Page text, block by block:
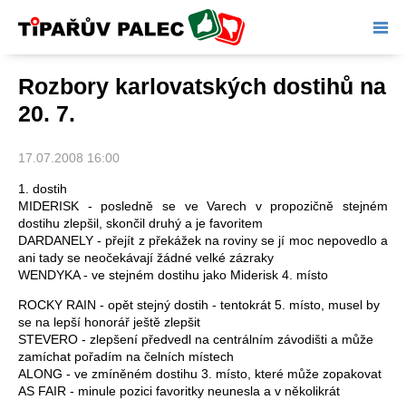
Tipařův palec
Rozbory karlovatských dostihů na
20. 7.
17.07.2008 16:00
1. dostih
MIDERISK - posledně se ve Varech v propozičně stejném
dostihu zlepšil, skončil druhý a je favoritem
DARDANELY - přejít z překážek na roviny se jí moc nepovedlo a
ani tady se neočekávají žádné velké zázraky
WENDYKA - ve stejném dostihu jako Miderisk 4. místo
ROCKY RAIN - opět stejný dostih - tentokrát 5. místo, musel by
se na lepší honorář ještě zlepšit
STEVERO - zlepšení předvedl na centrálním závodišti a může
zamíchat pořadím na čelních místech
ALONG - ve zmíněném dostihu 3. místo, které může zopakovat
AS FAIR - minule pozici favoritky neunesla a v několikrát